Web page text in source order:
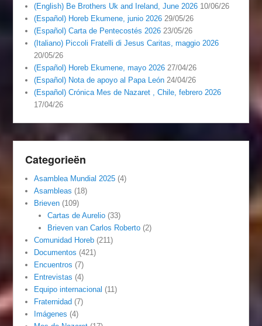
(English) Be Brothers Uk and Ireland, June 2026 10/06/26
(Español) Horeb Ekumene, junio 2026 29/05/26
(Español) Carta de Pentecostés 2026 23/05/26
(Italiano) Piccoli Fratelli di Jesus Caritas, maggio 2026
20/05/26
(Español) Horeb Ekumene, mayo 2026 27/04/26
(Español) Nota de apoyo al Papa León 24/04/26
(Español) Crónica Mes de Nazaret , Chile, febrero 2026
17/04/26
Categorieën
Asamblea Mundial 2025 (4)
Asambleas (18)
Brieven (109)
Cartas de Aurelio(33)
Brieven van Carlos Roberto(2)
Comunidad Horeb (211)
Documentos (421)
Encuentros (7)
Entrevistas (4)
Equipo internacional (11)
Fraternidad (7)
Imágenes (4)